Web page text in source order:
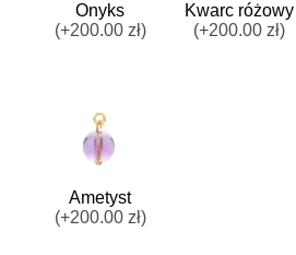
Onyks
(+200.00 zł)
Kwarc różowy
(+200.00 zł)
Ametyst
(+200.00 zł)